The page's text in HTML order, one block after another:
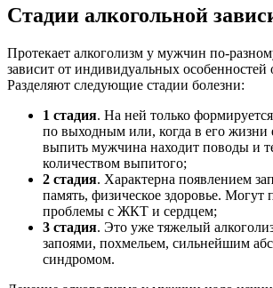
Стадии алкогольной
Протекает алкоголизм у мужчин по-
зависит от индивидуальных особенностей
Разделяют следующие стадии болезни:
1 стадия. На ней только
по выходным или, когда в его жизни
выпить мужчина находит поводы и
количеством выпитого;
2 стадия. Характерна появлением
память, физическое здоровье. Могут
проблемы с ЖКТ и сердцем;
3 стадия. Это уже тяжелый
запоями, похмельем, сильнейшим
синдромом.